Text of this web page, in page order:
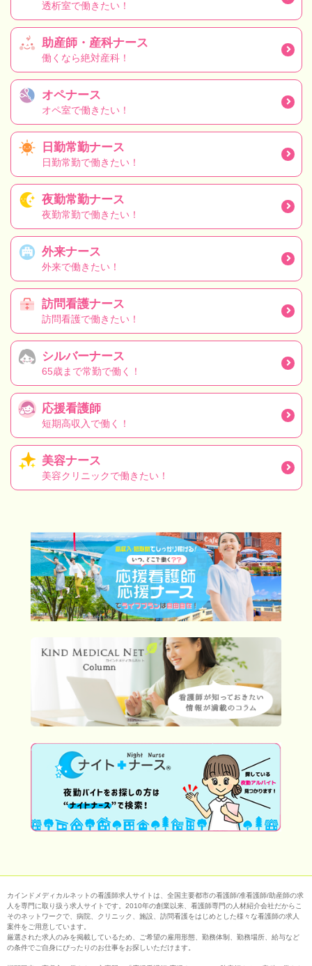
透析室で働きたい！
助産師・産科ナース
働くなら絶対産科！
オペナース
オペ室で働きたい！
日勤常勤ナース
日勤常勤で働きたい！
夜勤常勤ナース
夜勤常勤で働きたい！
外来ナース
外来で働きたい！
訪問看護ナース
訪問看護で働きたい！
シルバーナース
65歳まで常勤で働く！
応援看護師
短期高収入で働く！
美容ナース
美容クリニックで働きたい！
カインドメディカルネットの看護師求人サイトは、全国主要都市の看護師/准看護師/助産師の求
人を専門に取り扱う求人サイトです。2010年の創業以来、看護師専門の人材紹介会社だからこ
そのネットワークで、病院、クリニック、施設、訪問看護をはじめとした様々な看護師の求人
案件をご用意しています。
厳選された求人のみを掲載しているため、ご希望の雇用形態、勤務体制、勤務場所、給与など
の条件でご自身にぴったりのお仕事をお探しいただけます。